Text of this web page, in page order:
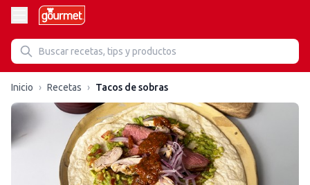
Inicio › Recetas › Tacos de sobras